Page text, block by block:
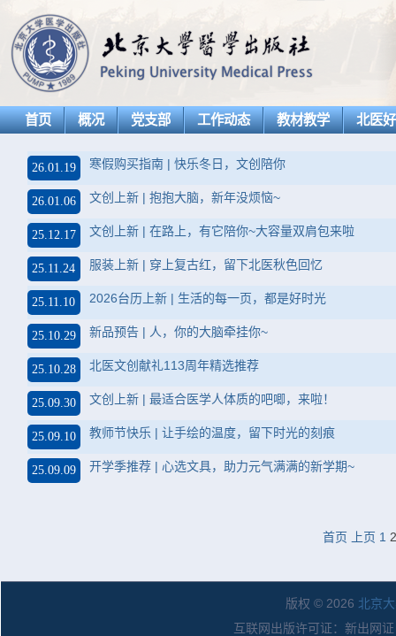
首页 概况 党支部 工作动态 教材教学 北医
26.01.19 寒假购买指南 | 快乐冬日，文创陪你
26.01.06 文创上新 | 抱抱大脑，新年没烦恼~
25.12.17 文创上新 | 在路上，有它陪你~大容量双肩包来啦
25.11.24 服装上新 | 穿上复古红，留下北医秋色回忆
25.11.10 2026台历上新 | 生活的每一页，都是好时光
25.10.29 新品预告 | 人，你的大脑牵挂你~
25.10.28 北医文创献礼113周年精选推荐
25.09.30 文创上新 | 最适合医学人体质的吧唧，来啦！
25.09.10 教师节快乐 | 让手绘的温度，留下时光的刻痕
25.09.09 开学季推荐 | 心选文具，助力元气满满的新学期~
首页 上页 1 2
版权 © 2026 北京
互联网出版许可证：新出网